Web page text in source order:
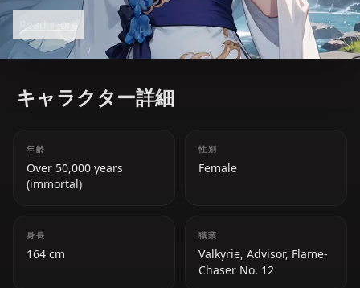
serves as a guardian of humanity’s will in *Honkai
Impact 3rd*.
Read more
キャラクター詳細
年齢
Over 50,000 years
(immortal)
性別
Female
身長
164 cm
職業
Valkyrie, Advisor, Flame-
Chaser No. 12